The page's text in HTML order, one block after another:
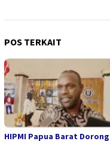
POS TERKAIT
HIPMI Papua Barat Dorong